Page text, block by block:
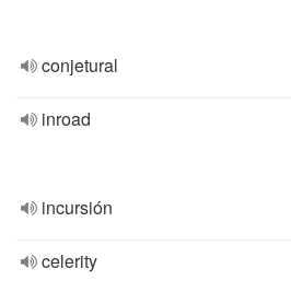
conjetural
inroad
incursión
celerity